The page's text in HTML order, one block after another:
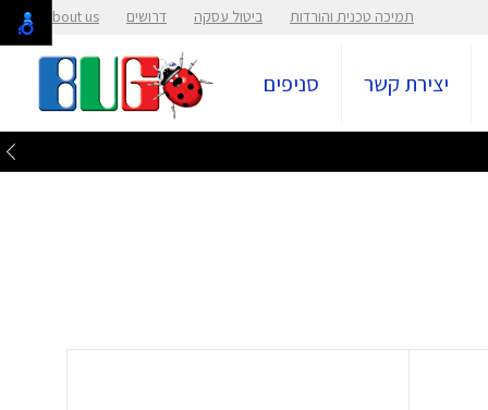
תמיכה טכנית והורדות ביטול עסקה דרושים About us
יצירת קשר סניפים